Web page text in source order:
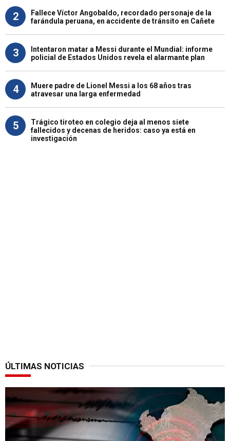
2
Fallece Víctor Angobaldo, recordado personaje de la
farándula peruana, en accidente de tránsito en Cañete
3
Intentaron matar a Messi durante el Mundial: informe
policial de Estados Unidos revela el alarmante plan
4
Muere padre de Lionel Messi a los 68 años tras
atravesar una larga enfermedad
5
Trágico tiroteo en colegio deja al menos siete
fallecidos y decenas de heridos: caso ya está en
investigación
ÚLTIMAS NOTICIAS